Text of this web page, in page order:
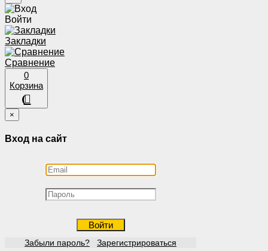
Войти
Закладки
Сравнение
0
Корзина
×
Вход на сайт
Войти
Забыли пароль? Зарегистрироваться